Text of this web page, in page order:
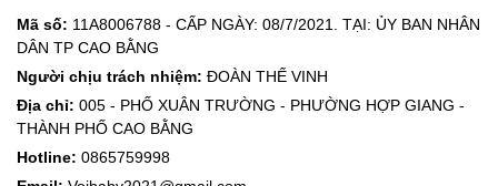
Mã số: 11A8006788 - CẤP NGÀY: 08/7/2021. TẠI: ỦY BAN NHÂN
DÂN TP CAO BẰNG
Người chịu trách nhiệm: ĐOÀN THẾ VINH
Địa chỉ: 005 - PHỐ XUÂN TRƯỜNG - PHƯỜNG HỢP GIANG -
THÀNH PHỐ CAO BẰNG
Hotline: 0865759998